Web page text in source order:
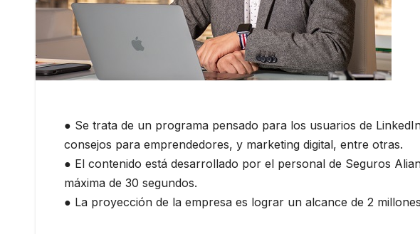
● Se trata de un programa pensado para los usuarios de
consejos para emprendedores, y marketing digital, entre otras.
● El contenido está desarrollado por el personal de Seguros
máxima de 30 segundos.
● La proyección de la empresa es lograr un alcance de 2